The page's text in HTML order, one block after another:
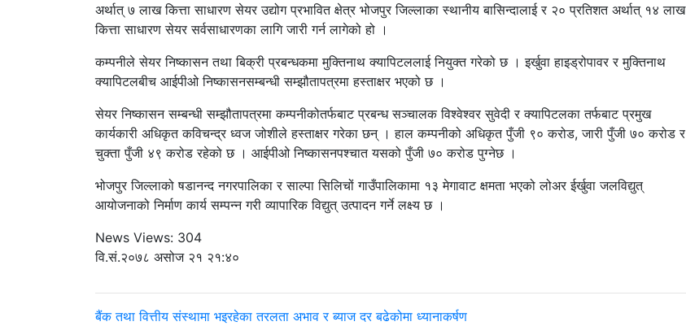
अर्थात् ७ लाख कित्ता साधारण सेयर उद्योग प्रभावित क्षेत्र भोजपुर जिल्लाका स्थानीय बासिन्दालाई र २० प्रतिशत अर्थात् १४ लाख
कित्ता साधारण सेयर सर्वसाधारणका लागि जारी गर्न लागेको हो ।
कम्पनीले सेयर निष्कासन तथा बिक्री प्रबन्धकमा मुक्तिनाथ क्यापिटललाई नियुक्त गरेको छ । इर्खुवा हाइड्रोपावर र मुक्तिनाथ
क्यापिटलबीच आईपीओ निष्कासनसम्बन्धी सम्झौतापत्रमा हस्ताक्षर भएको छ ।
सेयर निष्कासन सम्बन्धी सम्झौतापत्रमा कम्पनीकोतर्फबाट प्रबन्ध सञ्चालक विश्वेश्वर सुवेदी र क्यापिटलका तर्फबाट प्रमुख
कार्यकारी अधिकृत कविचन्द्र ध्वज जोशीले हस्ताक्षर गरेका छन् । हाल कम्पनीको अधिकृत पुँजी ९० करोड, जारी पुँजी ७० करोड र
चुक्ता पुँजी ४९ करोड रहेको छ । आईपीओ निष्कासनपश्चात यसको पुँजी ७० करोड पुग्नेछ ।
भोजपुर जिल्लाको षडानन्द नगरपालिका र साल्पा सिलिचों गाउँपालिकामा १३ मेगावाट क्षमता भएको लोअर ईर्खुवा जलविद्युत्
आयोजनाको निर्माण कार्य सम्पन्न गरी व्यापारिक विद्युत् उत्पादन गर्ने लक्ष्य छ ।
News Views: 304
वि.सं.२०७८ असोज २१ २१:४०
बैंक तथा वित्तीय संस्थामा भइरहेका तरलता अभाव र ब्याज दर बढेकोमा ध्यानाकर्षण